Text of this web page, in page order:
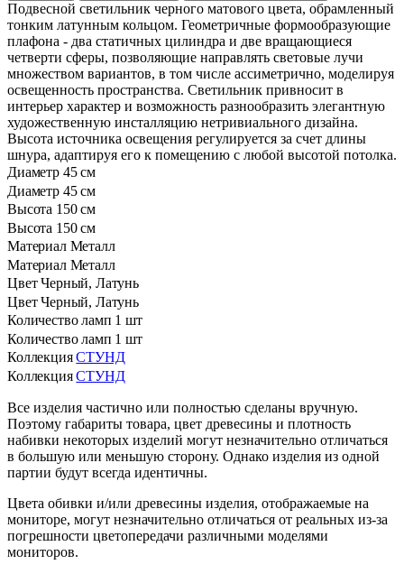
Подвесной светильник черного матового цвета, обрамленный
тонким латунным кольцом. Геометричные формообразующие
плафона - два статичных цилиндра и две вращающиеся
четверти сферы, позволяющие направлять световые лучи
множеством вариантов, в том числе ассиметрично, моделируя
освещенность пространства. Светильник привносит в
интерьер характер и возможность разнообразить элегантную
художественную инсталляцию нетривиального дизайна.
Высота источника освещения регулируется за счет длины
шнура, адаптируя его к помещению с любой высотой потолка.
Диаметр 45 см
Диаметр 45 см
Высота 150 см
Высота 150 см
Материал Металл
Материал Металл
Цвет Черный, Латунь
Цвет Черный, Латунь
Количество ламп 1 шт
Количество ламп 1 шт
Коллекция СТУНД
Коллекция СТУНД
Все изделия частично или полностью сделаны вручную.
Поэтому габариты товара, цвет древесины и плотность
набивки некоторых изделий могут незначительно отличаться
в большую или меньшую сторону. Однако изделия из одной
партии будут всегда идентичны.
Цвета обивки и/или древесины изделия, отображаемые на
мониторе, могут незначительно отличаться от реальных из-за
погрешности цветопередачи различными моделями
мониторов.